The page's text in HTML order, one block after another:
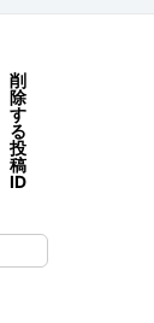
削
除
す
る
投
稿
ID